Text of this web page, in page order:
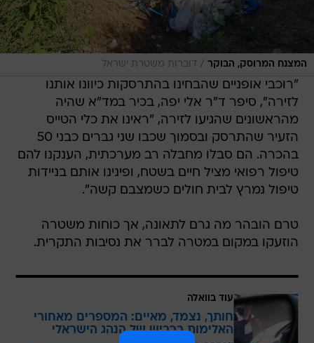
המצנח המרוסק, הבוקר / דוברות משטרת ישראל
"רוכבי אופניים שהבחינו בהתרסקות כיוונו אותנו
לזירה", סיפר ד"ר אלי יפה, בכיר במד"א שהיה
מהראשונים שהגיעו לזירה, "ראינו את כלי הטייס
הזעיר שהתרסק ובסמוך שכבו שני גברים כבני 50
בהכרה. הם סבלו מחבלה רב מערכתית, הענקנו להם
טיפול רפואי מציל חיים בשטח, ופינינו אותם בניידות
טיפול נמרץ לבית חולים כשמצבם קשה".
טרם הובהר מה גרם לתאונה, אך כוחות משטרה
הוזעקו במקום במטרה לברר את נסיבות התקרית.
עוד בוואלה
חותך, נצמד, מאיים: המספרים מאחורי
האלימות בכביש של הנהג הישראלי